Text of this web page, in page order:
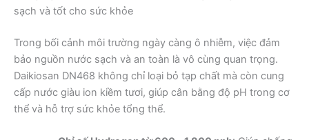
sạch và tốt cho sức khỏe
Trong bối cảnh môi trường ngày càng ô nhiễm, việc đảm
bảo nguồn nước sạch và an toàn là vô cùng quan trọng.
Daikiosan DN468 không chỉ loại bỏ tạp chất mà còn cung
cấp nước giàu ion kiềm tươi, giúp cân bằng độ pH trong cơ
thể và hỗ trợ sức khỏe tổng thể.